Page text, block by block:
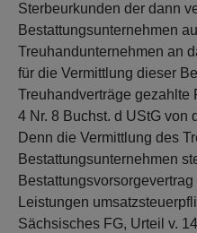
Sterbeurkunden der dann
Bestattungsunternehmen
Treuhandunternehmen an
für die Vermittlung dieser
Treuhandverträge gezahlte
4 Nr. 8 Buchst. d UStG von
Denn die Vermittlung des
Bestattungsunternehmen
Leistungen
Sächsisches FG, Urteil v.